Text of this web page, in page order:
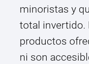
minoristas y
total invertido.
productos
ni son